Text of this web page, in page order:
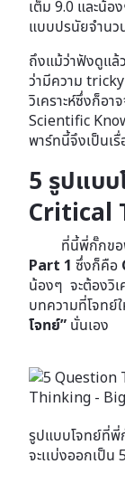
เต็ม 9.0 และน้อ
แบบปรนัยจำนว
ถึงแม้ว่าฟังดูแล้
ว่ามีความ
วิเคราะห์ซึ่งก็อา
Scientific
พาร์ทนี้จึงเป็นเ
5 รูปแบบ
Critical
ที่นี้พี่กั๊กขอพา
Part 1 ซึ่งก็คือ
น้องๆ จะต้องวิเ
บทความที่โจทย์
โจทย์” นั่นเอง
รูปแบบโจทย์ที่พี่
จะเเบ่งออกเป็น